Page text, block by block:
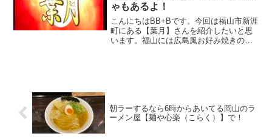
ゃもあるよ！
こんにちはBB+Bです。今回は福山市新涯
町にある【葉月】さんを紹介したいと思
います。福山には広島風お好み焼きの美
朝ラーするなら6時からあいてる岡山のラ
ーメン屋【麺や心楽（こらく）】で！